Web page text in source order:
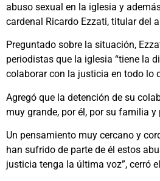
abuso sexual en la iglesia y
cardenal Ricardo Ezzati, titular del
Preguntado sobre la situación,
periodistas que la iglesia “tiene la
colaborar con la justicia en todo lo
Agregó que la detención de su
muy grande, por él, por su familia y
Un pensamiento muy cercano y
han sufrido de parte de él estos
justicia tenga la última voz”, cerró